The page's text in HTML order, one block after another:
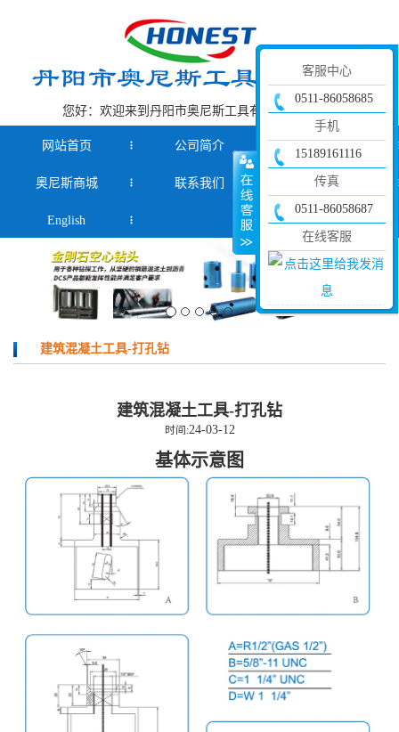
您好：欢迎来到丹阳市奥尼斯工具有限公司官网！
网站首页 公司简介
奥尼斯商城 联系我们 新闻资讯
English
建筑混凝土工具-打孔钻
建筑混凝土工具-打孔钻
时间:24-03-12
基体示意图
客服中心
0511-86058685
手机
15189161116
传真
0511-86058687
在线客服